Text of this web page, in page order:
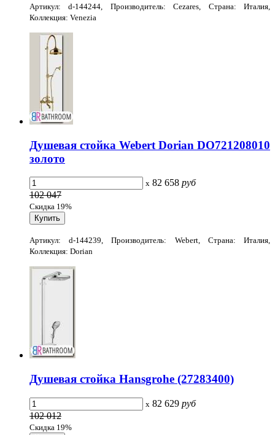
Артикул: d-144244, Производитель: Cezares, Страна: Италия,
Коллекция: Venezia
Душевая стойка Webert Dorian DO721208010
золото
x 82 658 руб
102 047
Скидка 19%
Артикул: d-144239, Производитель: Webert, Страна: Италия,
Коллекция: Dorian
Душевая стойка Hansgrohe (27283400)
x 82 629 руб
102 012
Скидка 19%